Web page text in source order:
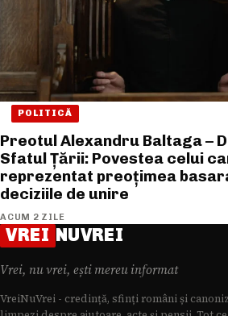
POLITICĂ
Preotul Alexandru Baltaga –
Sfatul Țării: Povestea celui
reprezentat preoțimea
deciziile de unire
ACUM 2 ZILE
VREI NUVREI
Vrei, nu vrei, ești mereu informat
VreiNuVrei - credință, sfinți români și